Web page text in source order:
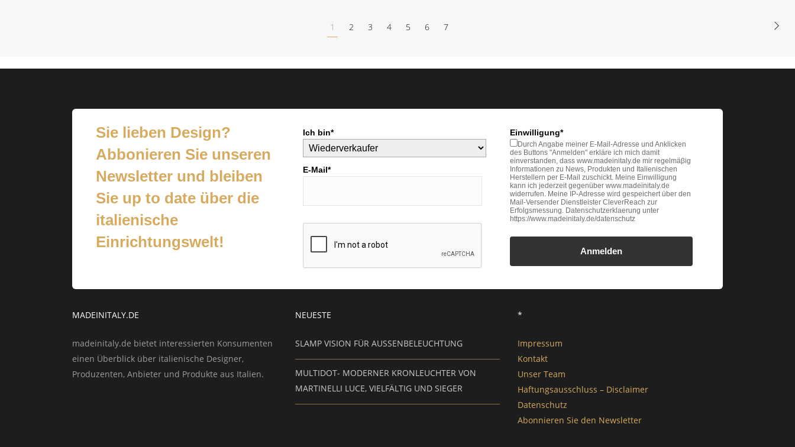
1 2 3 4 5 6 7
Sie lieben Design?
Abbonieren Sie unseren
Newsletter und bleiben
Sie up to date über die
italienische
Einrichtungswelt!
Ich bin*
E-Mail*
Einwilligung*
Durch Angabe meiner E-Mail-Adresse und Anklicken
des Buttons "Anmelden" erkläre ich mich damit
einverstanden, dass www.madeinitaly.de mir regelmäβig
Informationen zu News, Produkten und Italienischen
Herstellern per E-Mail zuschickt. Meine Einwilligung
kann ich jederzeit gegenüber www.madeinitaly.de
widerrufen. Meine IP-Adresse wird gespeichert über den
Mail-Versender Dienstleister CleverReach zur
Erfolgsmessung. Datenschutzerklaerung unter
https://www.madeinitaly.de/datenschutz
Anmelden
MADEINITALY.DE
madeinitaly.de bietet interessierten Konsumenten
einen Überblick über italienische Designer,
Produzenten, Anbieter und Produkte aus Italien.
NEUESTE
SLAMP VISION FÜR AUSSENBELEUCHTUNG
MULTIDOT- MODERNER KRONLEUCHTER VON
MARTINELLI LUCE, VIELFÄLTIG UND SIEGER
*
Impressum
Kontakt
Unser Team
Haftungsausschluss – Disclaimer
Datenschutz
Abonnieren Sie den Newsletter